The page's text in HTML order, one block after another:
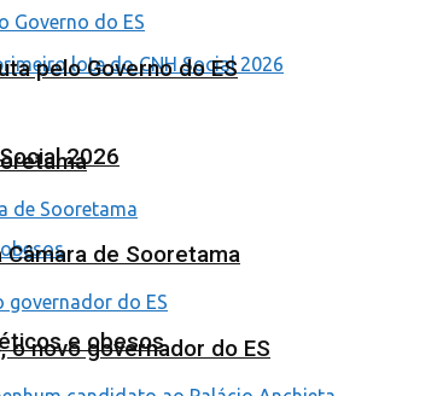
2026
e obesos
pelo Governo do ES
de Sooretama
novo governador do ES